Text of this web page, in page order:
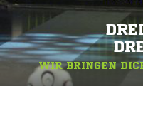
WIR BRINGEN